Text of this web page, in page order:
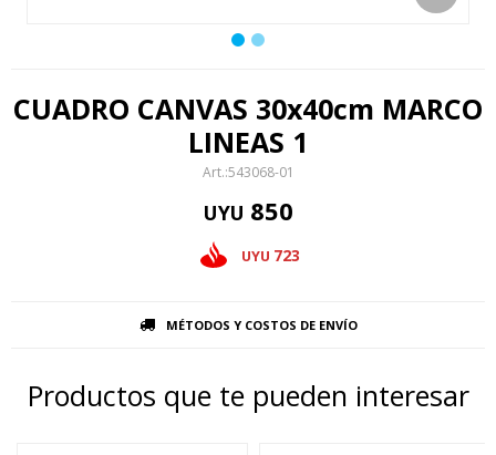
CUADRO CANVAS 30x40cm MARCO
LINEAS 1
543068-01
UYU 850
UYU 723
MÉTODOS Y COSTOS DE ENVÍO
Productos que te pueden interesar